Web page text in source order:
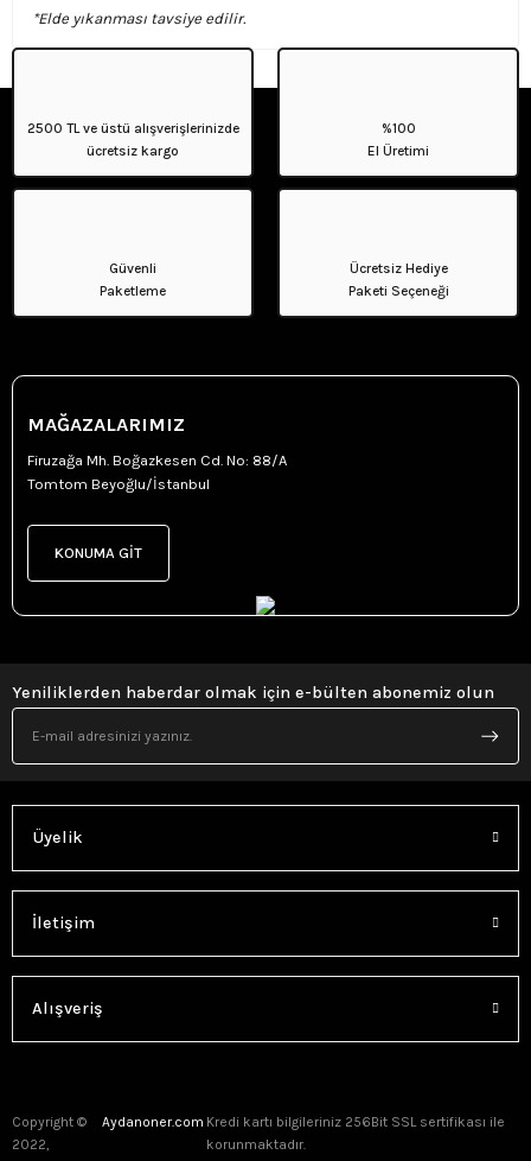
*Elde yıkanması tavsiye edilir.
2500 TL ve üstü alışverişlerinizde
ücretsiz kargo
%100
El Üretimi
Güvenli
Paketleme
Ücretsiz Hediye
Paketi Seçeneği
MAĞAZALARIMIZ
Firuzağa Mh. Boğazkesen Cd. No: 88/A
Tomtom Beyoğlu/İstanbul
KONUMA GİT
Yeniliklerden haberdar olmak için e-bülten abonemiz olun
Üyelik
İletişim
Alışveriş
Copyright ©
2022,
Aydanoner.com Kredi kartı bilgileriniz 256Bit SSL sertifikası ile
korunmaktadır.